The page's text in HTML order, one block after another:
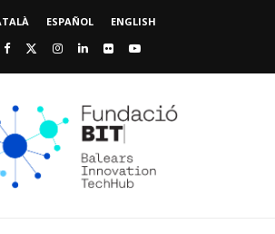
ESPAÑOL ENGLISH